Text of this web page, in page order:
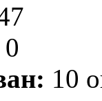
0
10